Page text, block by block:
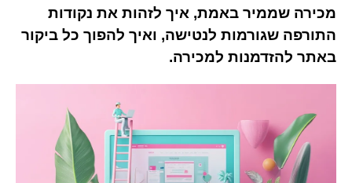
מכירה שממיר באמת, איך לזהות את נקודות
התורפה שגורמות לנטישה, ואיך להפוך כל ביקור
באתר להזדמנות למכירה.